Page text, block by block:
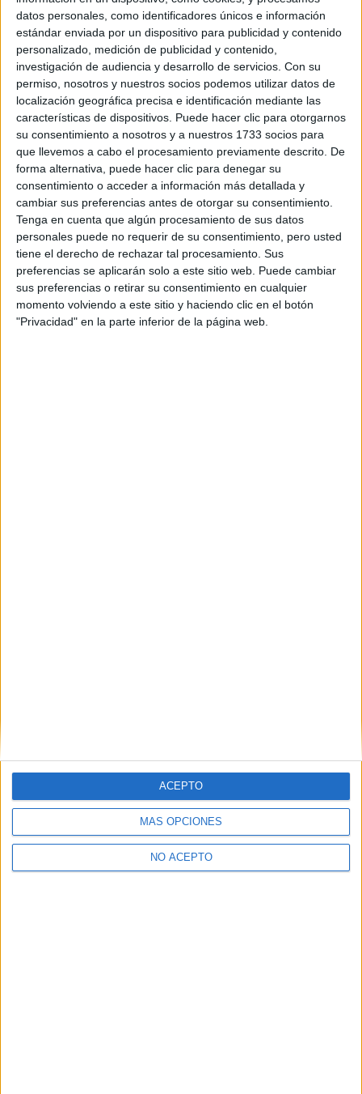
datos personales, como identificadores únicos e información
estándar enviada por un dispositivo para publicidad y contenido
personalizado, medición de publicidad y contenido,
investigación de audiencia y desarrollo de servicios. Con su
permiso, nosotros y nuestros socios podemos utilizar datos de
localización geográfica precisa e identificación mediante las
características de dispositivos. Puede hacer clic para otorgarnos
su consentimiento a nosotros y a nuestros 1733 socios para
que llevemos a cabo el procesamiento previamente descrito. De
forma alternativa, puede hacer clic para denegar su
consentimiento o acceder a información más detallada y
cambiar sus preferencias antes de otorgar su consentimiento.
Tenga en cuenta que algún procesamiento de sus datos
personales puede no requerir de su consentimiento, pero usted
tiene el derecho de rechazar tal procesamiento. Sus
preferencias se aplicarán solo a este sitio web. Puede cambiar
sus preferencias o retirar su consentimiento en cualquier
momento volviendo a este sitio y haciendo clic en el botón
"Privacidad" en la parte inferior de la página web.
MÁS OPCIONES
NO ACEPTO
ACEPTO
Sobre ti
Soy:*
Chico
Chica
¿En qué año terminas (o terminaste) bachillerato o FP?
Soy estudiante de:*
Términos y Condiciones de Uso
Aceptolos Términos y Condicionesde uso*
Y como regalo de agradecimiento, por registrarte te daremos
gratis una copia de nuestro ebook con 100 consejos para tu
primer año de universidad